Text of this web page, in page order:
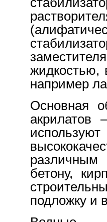
жидкостью,
например
Основная
акрилатов
бетону,
подложку и